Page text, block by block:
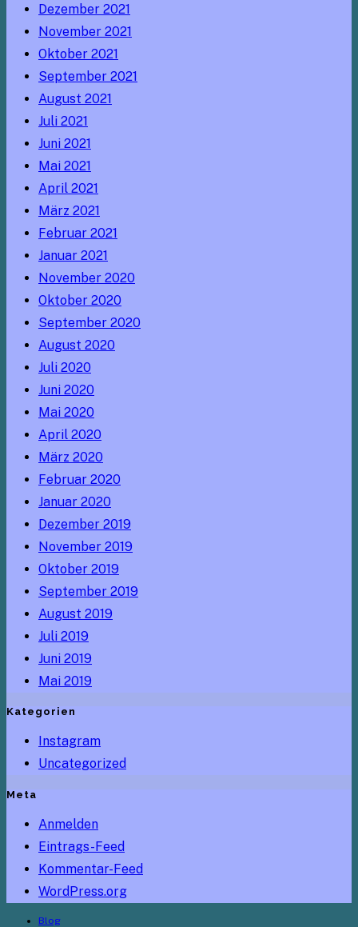
Dezember 2021
November 2021
Oktober 2021
September 2021
August 2021
Juli 2021
Juni 2021
Mai 2021
April 2021
März 2021
Februar 2021
Januar 2021
November 2020
Oktober 2020
September 2020
August 2020
Juli 2020
Juni 2020
Mai 2020
April 2020
März 2020
Februar 2020
Januar 2020
Dezember 2019
November 2019
Oktober 2019
September 2019
August 2019
Juli 2019
Juni 2019
Mai 2019
Kategorien
Instagram
Uncategorized
Meta
Anmelden
Eintrags-Feed
Kommentar-Feed
WordPress.org
Blog